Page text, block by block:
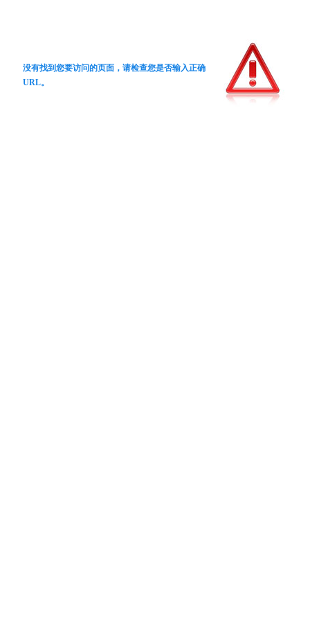
没有找到您要访问的页面，请检查您是否输入正确
URL。